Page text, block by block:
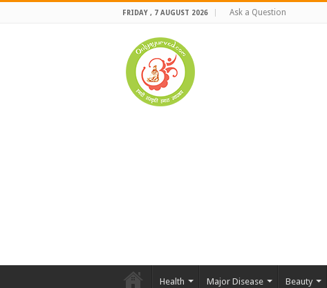
FRIDAY , 7 AUGUST 2026 Ask a Question
Health Major Disease Beauty